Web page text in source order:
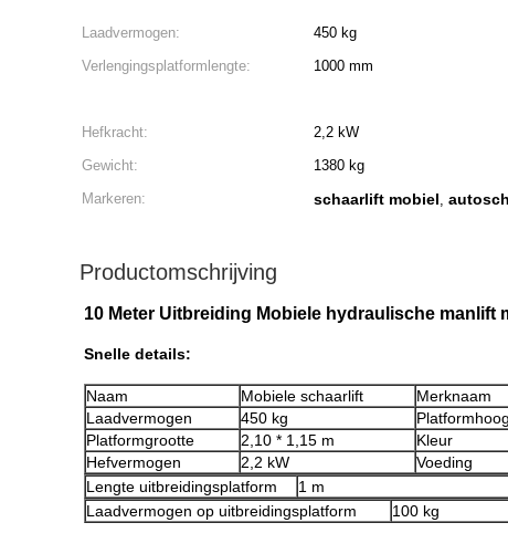
Laadvermogen: 450 kg
Verlengingsplatformlengte:
1000 mm
Hefkracht: 2,2 kW
Gewicht:
1380 kg
Markeren:
schaarlift mobiel,
Productomschrijving
10 Meter Uitbreiding Mobiele hydraulische manlift
Snelle details:
Naam Mobiele schaarlift Merknaam
Laadvermogen 450 kg
Platformgrootte
2,10 * 1,15 m Kleur
Hefvermogen
2,2 kW Voeding
Lengte uitbreidingsplatform
1 m
Laadvermogen op uitbreidingsplatform
100 kg